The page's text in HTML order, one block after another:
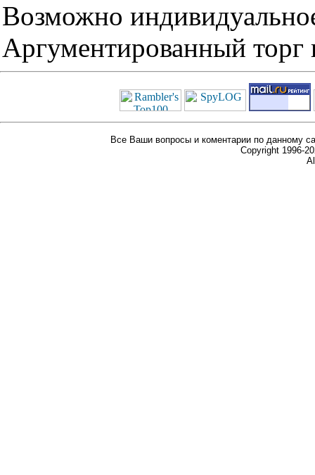
Возможно
Аргументированный торг
Все Ваши вопросы и коментарии по данному
Copyright 1996-